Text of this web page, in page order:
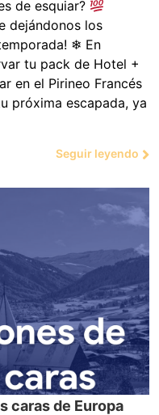
de esquiar?
dejándonos los
❄ En
tu pack de Hotel +
en el Pirineo Francés
próxima escapada, ya
Seguir leyendo
caras de Europa